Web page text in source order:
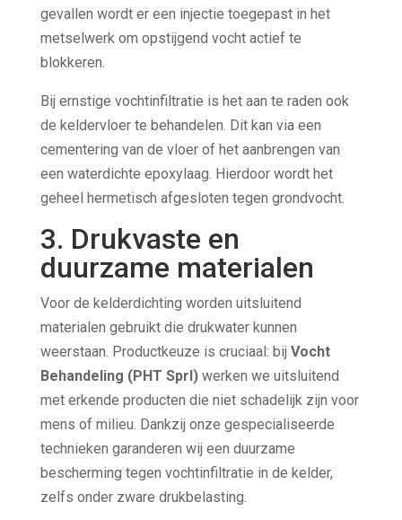
gevallen wordt er een injectie toegepast in het
metselwerk om opstijgend vocht actief te
blokkeren.
Bij ernstige vochtinfiltratie is het aan te raden ook
de keldervloer te behandelen. Dit kan via een
cementering van de vloer of het aanbrengen van
een waterdichte epoxylaag. Hierdoor wordt het
geheel hermetisch afgesloten tegen grondvocht.
3. Drukvaste en
duurzame materialen
Voor de kelderdichting worden uitsluitend
materialen gebruikt die drukwater kunnen
weerstaan. Productkeuze is cruciaal: bij Vocht
Behandeling (PHT Sprl)werken we uitsluitend
met erkende producten die niet schadelijk zijn voor
mens of milieu. Dankzij onze gespecialiseerde
technieken garanderen wij een duurzame
bescherming tegen vochtinfiltratie in de kelder,
zelfs onder zware drukbelasting.